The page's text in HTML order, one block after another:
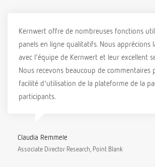
Kernwert offre de nombreuses fonctions
panels en ligne qualitatifs. Nous apprécions
avec l'équipe de Kernwert et leur excellent
Nous recevons beaucoup de commentaires
facilité d'utilisation de la plateforme de la
participants.
Claudia Remmele
Associate Director Research, Point Blank